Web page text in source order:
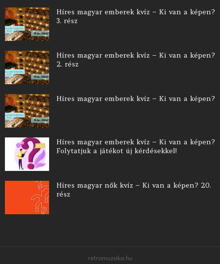
Híres magyar emberek kvíz – Ki van a képen?
3. rész
Híres magyar emberek kvíz – Ki van a képen?
2. rész
Híres magyar emberek kvíz – Ki van a képen?
Híres magyar emberek kvíz – Ki van a képen?
Folytatjuk a játékot új kérdésekkel!
Híres magyar nők kvíz – Ki van a képen? 20.
rész
retromuzsika.hu